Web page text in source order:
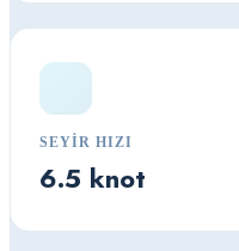
SEYIR HIZI
6.5 knot